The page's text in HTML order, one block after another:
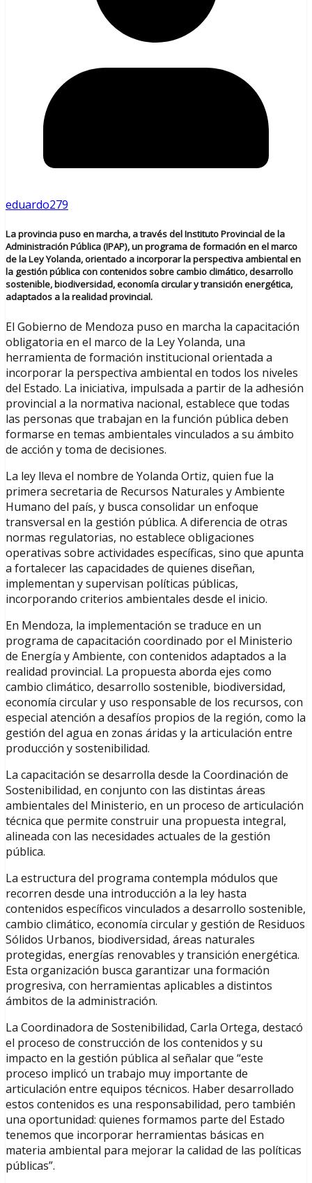
eduardo279
La provincia puso en marcha, a través del Instituto Provincial de la
Administración Pública (IPAP), un programa de formación en el marco
de la Ley Yolanda, orientado a incorporar la perspectiva ambiental en
la gestión pública con contenidos sobre cambio climático, desarrollo
sostenible, biodiversidad, economía circular y transición energética,
adaptados a la realidad provincial.
El Gobierno de Mendoza puso en marcha la capacitación
obligatoria en el marco de la Ley Yolanda, una
herramienta de formación institucional orientada a
incorporar la perspectiva ambiental en todos los niveles
del Estado. La iniciativa, impulsada a partir de la adhesión
provincial a la normativa nacional, establece que todas
las personas que trabajan en la función pública deben
formarse en temas ambientales vinculados a su ámbito
de acción y toma de decisiones.
La ley lleva el nombre de Yolanda Ortiz, quien fue la
primera secretaria de Recursos Naturales y Ambiente
Humano del país, y busca consolidar un enfoque
transversal en la gestión pública. A diferencia de otras
normas regulatorias, no establece obligaciones
operativas sobre actividades específicas, sino que apunta
a fortalecer las capacidades de quienes diseñan,
implementan y supervisan políticas públicas,
incorporando criterios ambientales desde el inicio.
En Mendoza, la implementación se traduce en un
programa de capacitación coordinado por el Ministerio
de Energía y Ambiente, con contenidos adaptados a la
realidad provincial. La propuesta aborda ejes como
cambio climático, desarrollo sostenible, biodiversidad,
economía circular y uso responsable de los recursos, con
especial atención a desafíos propios de la región, como la
gestión del agua en zonas áridas y la articulación entre
producción y sostenibilidad.
La capacitación se desarrolla desde la Coordinación de
Sostenibilidad, en conjunto con las distintas áreas
ambientales del Ministerio, en un proceso de articulación
técnica que permite construir una propuesta integral,
alineada con las necesidades actuales de la gestión
pública.
La estructura del programa contempla módulos que
recorren desde una introducción a la ley hasta
contenidos específicos vinculados a desarrollo sostenible,
cambio climático, economía circular y gestión de Residuos
Sólidos Urbanos, biodiversidad, áreas naturales
protegidas, energías renovables y transición energética.
Esta organización busca garantizar una formación
progresiva, con herramientas aplicables a distintos
ámbitos de la administración.
La Coordinadora de Sostenibilidad, Carla Ortega, destacó
el proceso de construcción de los contenidos y su
impacto en la gestión pública al señalar que “este
proceso implicó un trabajo muy importante de
articulación entre equipos técnicos. Haber desarrollado
estos contenidos es una responsabilidad, pero también
una oportunidad: quienes formamos parte del Estado
tenemos que incorporar herramientas básicas en
materia ambiental para mejorar la calidad de las políticas
públicas”.